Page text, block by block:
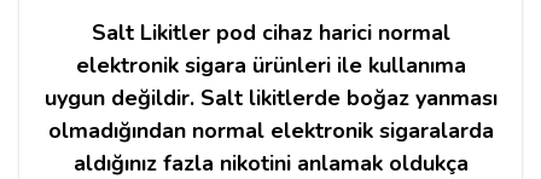
Salt Likitler pod cihaz harici normal
elektronik sigara ürünleri ile kullanıma
uygun değildir. Salt likitlerde boğaz yanması
olmadığından normal elektronik sigaralarda
aldığınız fazla nikotini anlamak oldukça